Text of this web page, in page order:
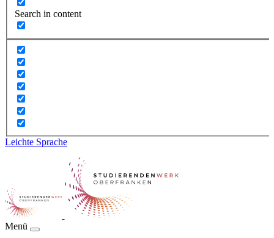
Search in content
Leichte Sprache
Menü